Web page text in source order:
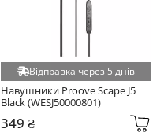
Відправка через 5 днів
Навушники Proove Scape J5
Black (WESJ50000801)
349 ₴